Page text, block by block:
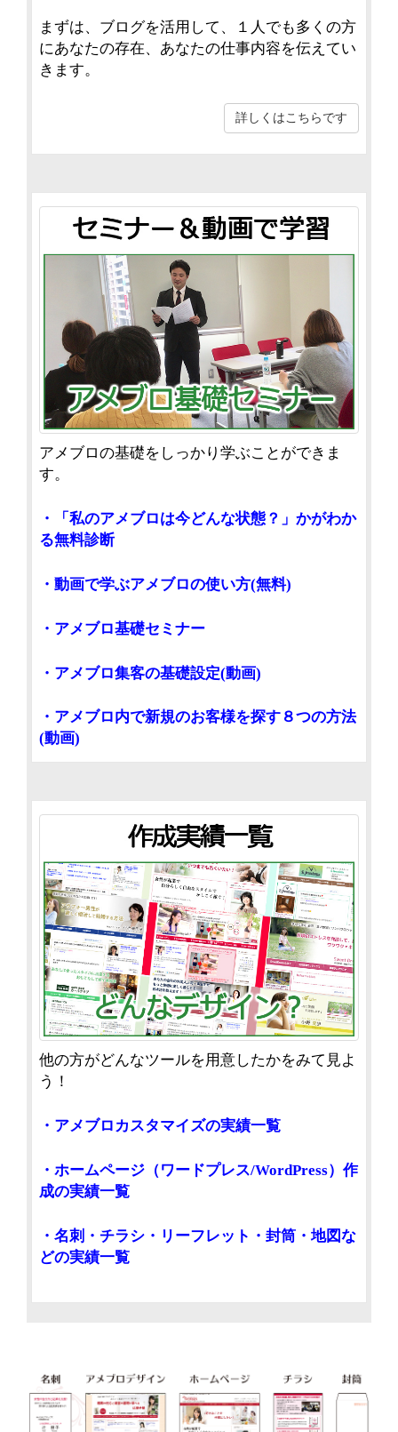
まずは、ブログを活用して、１人でも多くの方
にあなたの存在、あなたの仕事内容を伝えてい
きます。
詳しくはこちらです
アメブロの基礎をしっかり学ぶことができま
す。
・「私のアメブロは今どんな状態？」かがわか
る無料診断
・動画で学ぶアメブロの使い方(無料)
・アメブロ基礎セミナー
・アメブロ集客の基礎設定(動画)
・アメブロ内で新規のお客様を探す８つの方法
(動画)
他の方がどんなツールを用意したかをみて見よ
う！
・アメブロカスタマイズの実績一覧
・ホームページ（ワードプレス/WordPress）作
成の実績一覧
・名刺・チラシ・リーフレット・封筒・地図な
どの実績一覧